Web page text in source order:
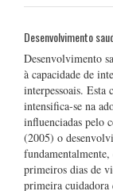
Desenvolvimento
Desenvolvimento
à capacidade de
interpessoais. Esta
intensifica-se na
influenciadas pelo
(2005) o
primeiros dias de
primeira cuidadora